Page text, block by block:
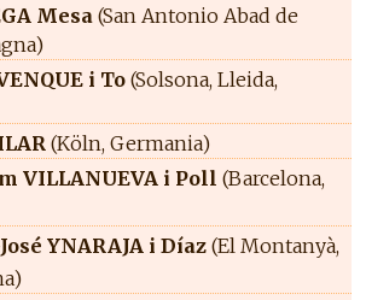
Mesa (San Antonio Abad de
i To (Solsona, Lleida,
(Köln, Germania)
VILLANUEVA i Poll (Barcelona,
YNARAJA i Díaz (El Montanyà,